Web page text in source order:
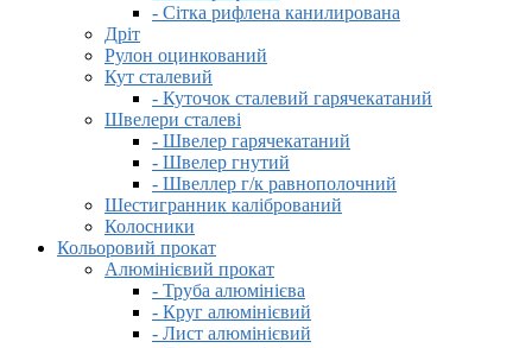
- Сітка рифлена канилирована
Дріт
Рулон оцинкований
Кут сталевий
- Куточок сталевий гарячекатаний
Швелери сталеві
- Швелер гарячекатаний
- Швелер гнутий
- Швеллер г/к равнополочний
Шестигранник калібрований
Колосники
Кольоровий прокат
Алюмінієвий прокат
- Труба алюмінієва
- Круг алюмінієвий
- Лист алюмінієвий